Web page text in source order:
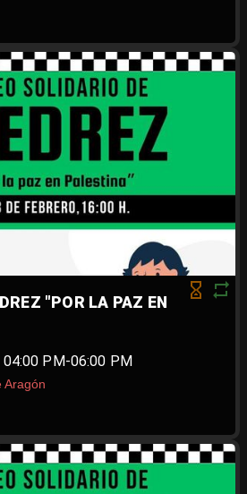
"POR LA PAZ EN
04:00 PM-06:00 PM
Aragón